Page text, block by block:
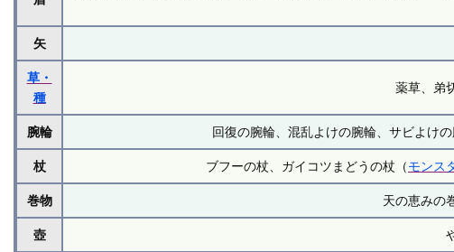
矢
草・
種
薬草、弟
腕輪 回復の腕輪、混乱よけの腕輪、サビよけ
杖 ブフーの杖、ガイコツまどうの杖（モンス
巻物 天の恵みの
壺